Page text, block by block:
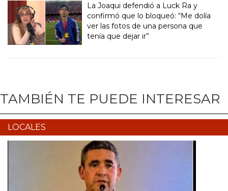
La Joaqui defendió a Luck Ra y
confirmó que lo bloqueó: “Me dolía
ver las fotos de una persona que
tenía que dejar ir”
TAMBIÉN TE PUEDE INTERESAR
LOCALES